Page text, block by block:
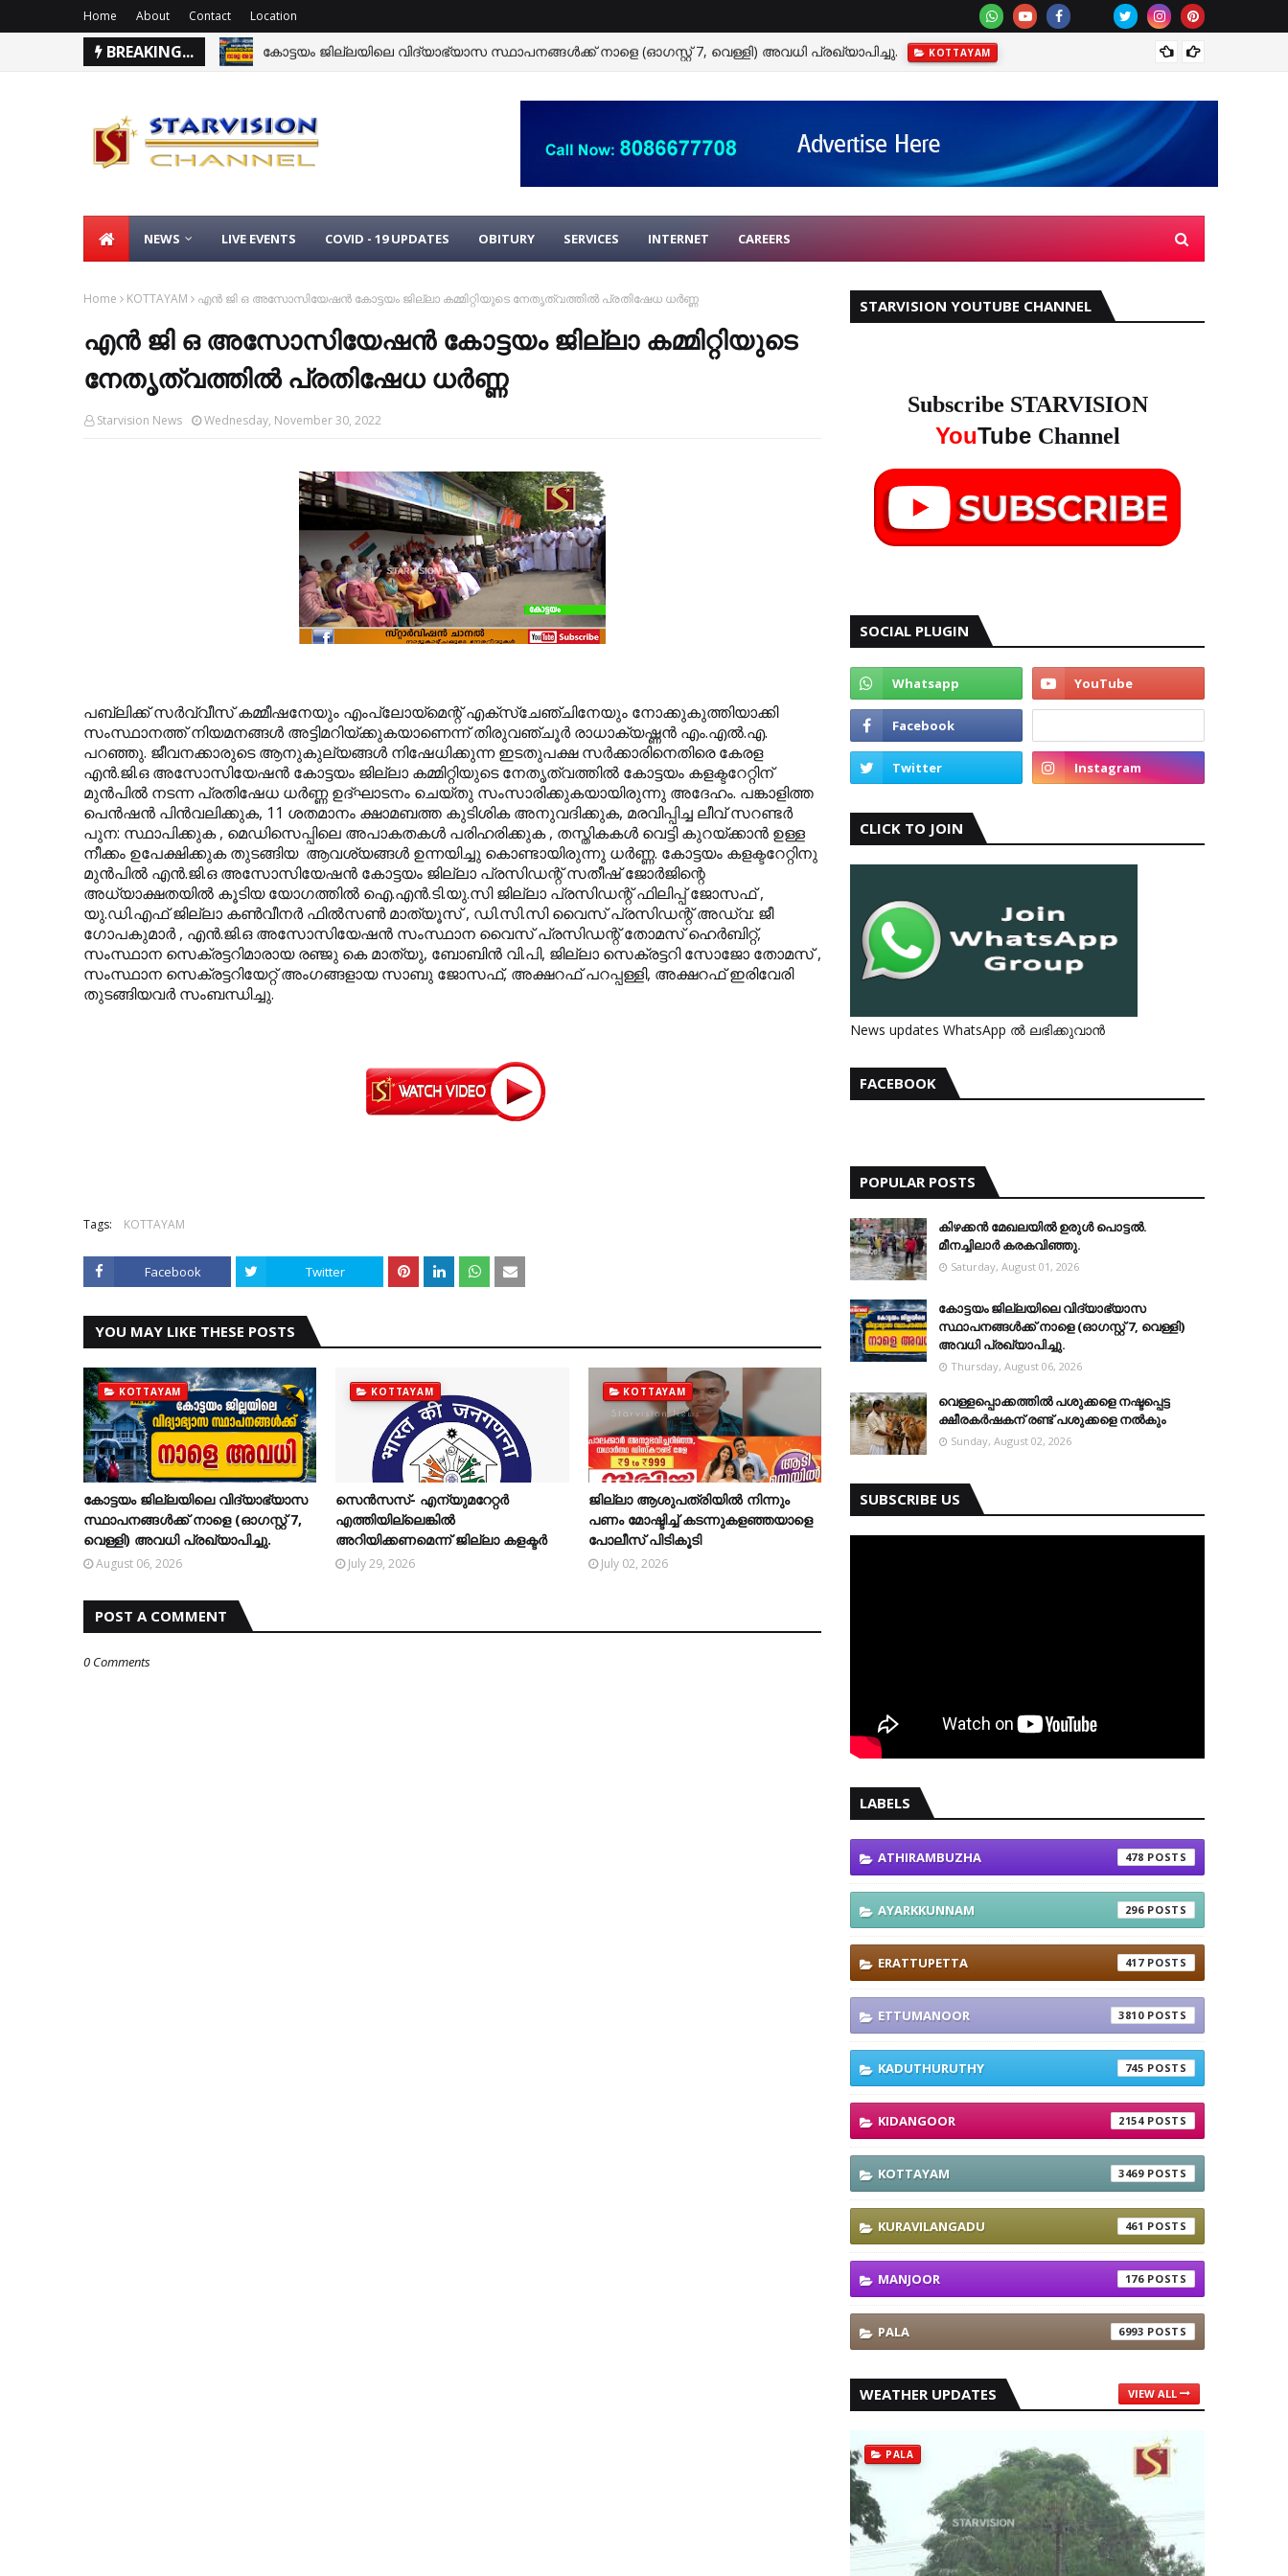
Home About Contact Location
BREAKING...
കോട്ടയം ജില്ലയിലെ വിദ്യാഭ്യാസ സ്ഥാപനങ്ങള്‍ക്ക് നാളെ (ഓഗസ്റ്റ് 7, വെള്ളി) അവധി പ്രഖ്യാപിച്ചു. KOTTAYAM
മഴക്കാല ദുരിതാശ്വാസ ക്യാമ്പുകളിൽ സേവനവുമായി മാർ സ്ലീവാ മെഡിസിറ്റിയും. AYARKKUNNAM
NEWS LIVE EVENTS COVID - 19 UPDATES OBITURY SERVICES INTERNET CAREERS
Home KOTTAYAM എന്‍ ജി ഒ അസോസിയേഷന്‍ കോട്ടയം ജില്ലാ കമ്മിറ്റിയുടെ നേതൃത്വത്തില്‍ പ്രതിഷേധ ധര്‍ണ്ണ
എന്‍ ജി ഒ അസോസിയേഷന്‍ കോട്ടയം ജില്ലാ കമ്മിറ്റിയുടെ
നേതൃത്വത്തില്‍ പ്രതിഷേധ ധര്‍ണ്ണ
Starvision News Wednesday, November 30, 2022
പബ്ലിക്ക് സര്‍വ്വീസ് കമ്മീഷനേയും എംപ്ലോയ്‌മെന്റ് എക്‌സ്‌ചേഞ്ചിനേയും നോക്കുകുത്തിയാക്കി
സംസ്ഥാനത്ത് നിയമനങ്ങള്‍ അട്ടിമറിയ്ക്കുകയാണെന്ന് തിരുവഞ്ചൂര്‍ രാധാക്യഷ്ണന്‍ എം.എല്‍.എ.
പറഞ്ഞു. ജീവനക്കാരുടെ ആനുകുല്യങ്ങള്‍ നിഷേധിക്കുന്ന ഇടതുപക്ഷ സര്‍ക്കാരിനെതിരെ കേരള
എന്‍.ജി.ഒ അസോസിയേഷന്‍ കോട്ടയം ജില്ലാ കമ്മിറ്റിയുടെ നേതൃത്വത്തില്‍ കോട്ടയം കളക്ടറേറ്റിന്
മുന്‍പില്‍ നടന്ന പ്രതിഷേധ ധര്‍ണ്ണ ഉദ്ഘാടനം ചെയ്തു സംസാരിക്കുകയായിരുന്നു അദേഹം. പങ്കാളിത്ത
പെന്‍ഷന്‍ പിന്‍വലിക്കുക, 11 ശതമാനം ക്ഷാമബത്ത കുടിശിക അനുവദിക്കുക, മരവിപ്പിച്ച ലീവ് സറണ്ടര്‍
പുന: സ്ഥാപിക്കുക , മെഡിസെപ്പിലെ അപാകതകള്‍ പരിഹരിക്കുക , തസ്തികകള്‍ വെട്ടി കുറയ്ക്കാന്‍ ഉള്ള
നീക്കം ഉപേക്ഷിക്കുക തുടങ്ങിയ ആവശ്യങ്ങള്‍ ഉന്നയിച്ചു കൊണ്ടായിരുന്നു ധര്‍ണ്ണ. കോട്ടയം കളക്ടറേറ്റിനു
മുന്‍പില്‍ എന്‍.ജി.ഒ അസോസിയേഷന്‍ കോട്ടയം ജില്ലാ പ്രസിഡന്റ് സതീഷ് ജോര്‍ജിന്റെ
അധ്യാക്ഷതയില്‍ കൂടിയ യോഗത്തില്‍ ഐ.എന്‍.ടി.യു.സി ജില്ലാ പ്രസിഡന്റ് ഫിലിപ്പ് ജോസഫ് ,
യു.ഡി.എഫ് ജില്ലാ കണ്‍വീനര്‍ ഫില്‍സണ്‍ മാത്യൂസ് , ഡി.സി.സി വൈസ് പ്രസിഡന്റ് അഡ്വ: ജീ
ഗോപകുമാര്‍ , എന്‍.ജി.ഒ അസോസിയേഷന്‍ സംസ്ഥാന വൈസ് പ്രസിഡന്റ് തോമസ് ഹെര്‍ബിറ്റ്,
സംസ്ഥാന സെക്രട്ടറിമാരായ രഞ്ജു കെ മാത്യു, ബോബിന്‍ വി.പി, ജില്ലാ സെക്രട്ടറി സോജോ തോമസ് ,
സംസ്ഥാന സെക്രട്ടറിയേറ്റ് അംഗങ്ങളായ സാബു ജോസഫ്, അക്ഷറഫ് പറപ്പള്ളി, അക്ഷറഫ് ഇരിവേരി
തുടങ്ങിയവര്‍ സംബന്ധിച്ചു.
Tags: KOTTAYAM
Facebook Twitter
YOU MAY LIKE THESE POSTS
KOTTAYAM
കോട്ടയം ജില്ലയിലെ വിദ്യാഭ്യാസ
സ്ഥാപനങ്ങള്‍ക്ക് നാളെ (ഓഗസ്റ്റ് 7,
വെള്ളി) അവധി പ്രഖ്യാപിച്ചു.
August 06, 2026
KOTTAYAM
സെന്‍സസ്- എന്യുമറേറ്റര്‍
എത്തിയില്ലെങ്കില്‍
അറിയിക്കണമെന്ന് ജില്ലാ കളക്ടര്‍
July 29, 2026
KOTTAYAM
ജില്ലാ ആശുപത്രിയിൽ നിന്നും
പണം മോഷ്ടിച്ച് കടന്നുകളഞ്ഞയാളെ
പോലീസ് പിടികൂടി
July 02, 2026
POST A COMMENT
0 Comments
STARVISION YOUTUBE CHANNEL
Subscribe STARVISION
YouTube Channel
SOCIAL PLUGIN
CLICK TO JOIN
News updates WhatsApp ൽ ലഭിക്കുവാൻ
FACEBOOK
POPULAR POSTS
കിഴക്കന്‍ മേഖലയില്‍ ഉരുള്‍ പൊട്ടല്‍.
മീനച്ചിലാര്‍ കരകവിഞ്ഞു.
Saturday, August 01, 2026
കോട്ടയം ജില്ലയിലെ വിദ്യാഭ്യാസ
സ്ഥാപനങ്ങള്‍ക്ക് നാളെ (ഓഗസ്റ്റ് 7, വെള്ളി)
അവധി പ്രഖ്യാപിച്ചു.
Thursday, August 06, 2026
വെള്ളപ്പൊക്കത്തില്‍ പശുക്കളെ നഷ്ടപ്പെട്ട
ക്ഷീരകര്‍ഷകന് രണ്ട് പശുക്കളെ നല്‍കും
Sunday, August 02, 2026
SUBSCRIBE US
LABELS
ATHIRAMBUZHA 478
AYARKKUNNAM 296
ERATTUPETTA 417
ETTUMANOOR 3810
KADUTHURUTHY 745
KIDANGOOR 2154
KOTTAYAM 3469
KURAVILANGADU 461
MANJOOR 176
PALA 6993
WEATHER UPDATES VIEW ALL
PALA